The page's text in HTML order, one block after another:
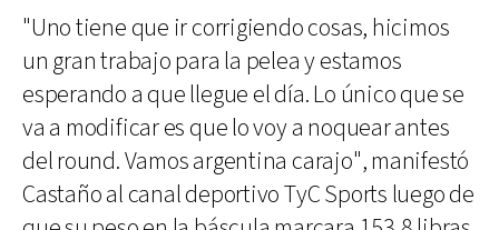
"Uno tiene que ir corrigiendo cosas, hicimos
un gran trabajo para la pelea y estamos
esperando a que llegue el día. Lo único que se
va a modificar es que lo voy a noquear antes
del round. Vamos argentina carajo", manifestó
Castaño al canal deportivo TyC Sports luego de